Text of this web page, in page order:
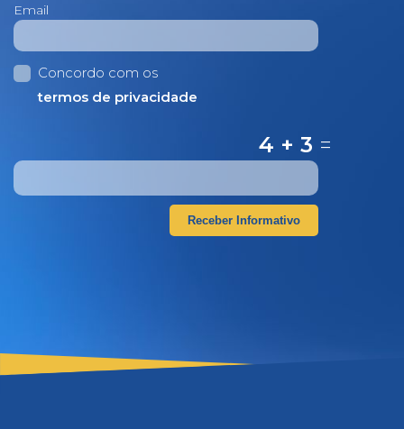
Email
Concordo com os
termos de privacidade
4 + 3 =
Receber Informativo